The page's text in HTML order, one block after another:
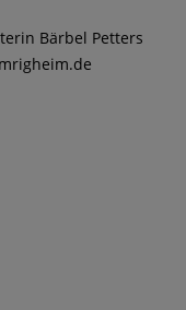
Bärbel Petters